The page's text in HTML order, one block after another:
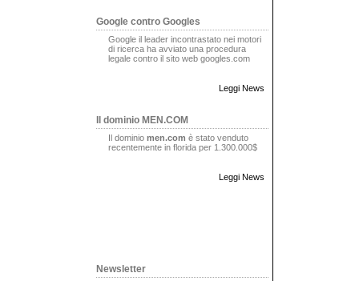
Google contro Googles
Google il leader incontrastato nei motori
di ricerca ha avviato una procedura
legale contro il sito web googles.com
Leggi News
Il dominio MEN.COM
Il dominio men.com è stato venduto
recentemente in florida per 1.300.000$
Leggi News
Newsletter